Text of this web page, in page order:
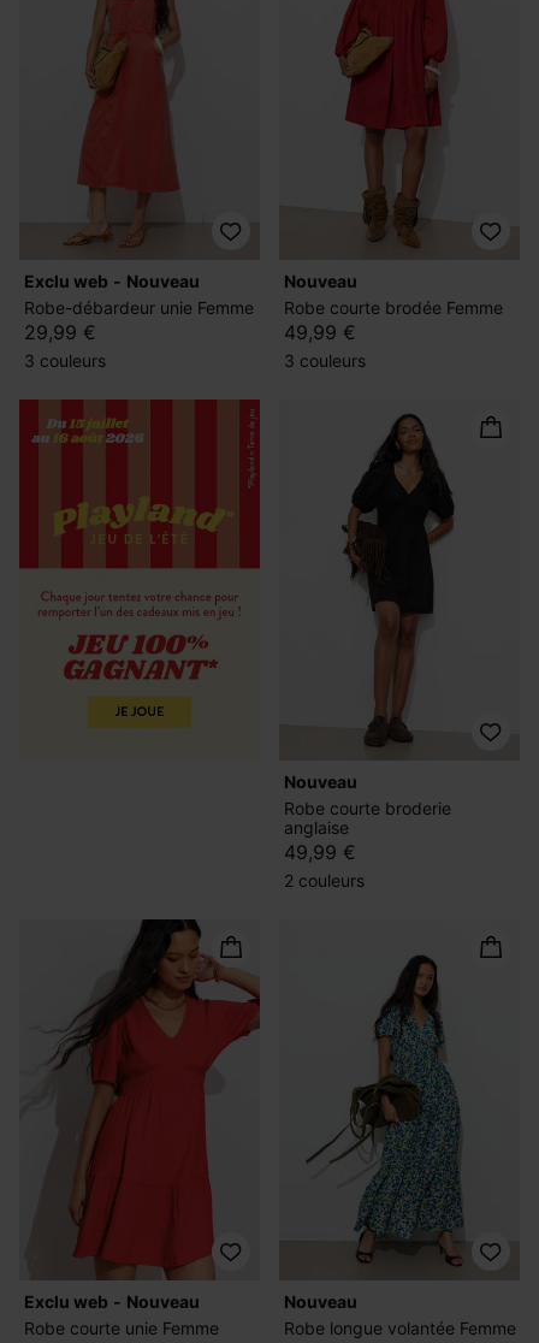
exclu web
nouveau
Robe-débardeur unie Femme
29,99 €
3 couleurs
nouveau
Robe courte brodée Femme
49,99 €
3 couleurs
nouveau
Robe courte broderie
anglaise
49,99 €
2 couleurs
exclu web
nouveau
Robe courte unie Femme
nouveau
Robe longue volantée Femme